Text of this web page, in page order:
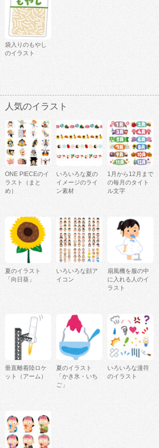
袋入りのもやし
のイラスト
人気のイラスト
ONE PIECEのイ
ラスト（まと
め）
いろいろな夏の
イメージのライ
ン素材
1月から12月まで
の毎月のタイト
ル文字
夏のイラスト
「向日葵」
いろいろな顔ア
イコン
扇風機を服の中
に入れる人のイ
ラスト
垂直離着陸ロケ
ット（アーム）
夏のイラスト
「かき氷・いち
ご」
いろいろな漫符
のイラスト